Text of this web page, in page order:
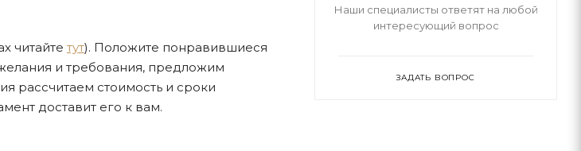
читайте тут). Положите понравившиеся
и требования, предложим
рассчитаем стоимость и сроки
доставит его к вам.
Наши специалисты ответят на любой
интересующий вопрос
ЗАДАТЬ ВОПРОС